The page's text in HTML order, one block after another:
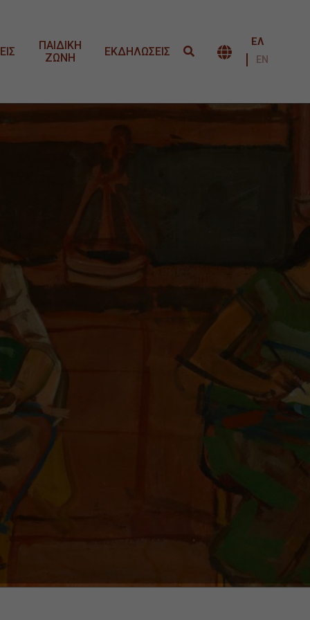
ΠΑΙΔΙΚΗ
ΖΩΝΗ
ΕΚΔΗΛΩΣΕΙΣ ΕΝΑΛΛΑΓΉ
ΕΛ
ΕΝ